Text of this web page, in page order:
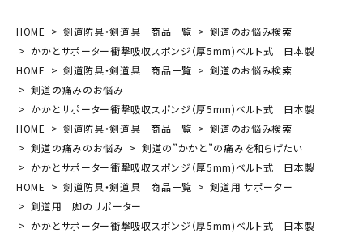
HOME 剣道防具・剣道具 商品一覧
剣道のお悩み検索
かかとサポーター衝撃吸収スポンジ（厚5mm)ベルト式 日本製
HOME
剣道防具・剣道具 商品一覧
剣道のお悩み検索
剣道の痛みのお悩み
かかとサポーター衝撃吸収スポンジ（厚5mm)ベルト式 日本製
HOME
剣道防具・剣道具 商品一覧
剣道のお悩み検索
剣道の痛みのお悩み
剣道の”かかと”の痛みを和らげたい
かかとサポーター衝撃吸収スポンジ（厚5mm)ベルト式 日本製
HOME
剣道防具・剣道具 商品一覧
剣道用 サポーター
剣道用 脚のサポーター
かかとサポーター衝撃吸収スポンジ（厚5mm)ベルト式 日本製